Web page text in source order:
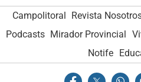
Campolitoral Revista
Podcasts Mirador Provincial
Notife